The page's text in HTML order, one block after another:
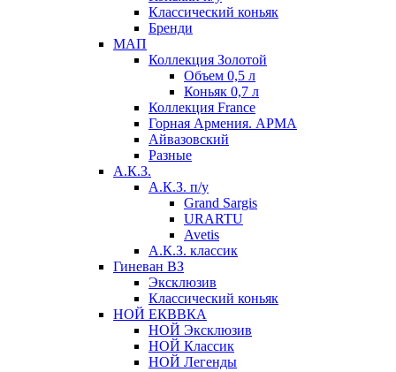
Классический коньяк
Бренди
МАП
Коллекция Золотой
Объем 0,5 л
Коньяк 0,7 л
Коллекция France
Горная Армения. АРМА
Айвазовский
Разные
А.К.З.
А.К.З. п/у
Grand Sargis
URARTU
Avetis
А.К.З. классик
Гиневан ВЗ
Эксклюзив
Классический коньяк
НОЙ ЕКВВКА
НОЙ Эксклюзив
НОЙ Классик
НОЙ Легенды